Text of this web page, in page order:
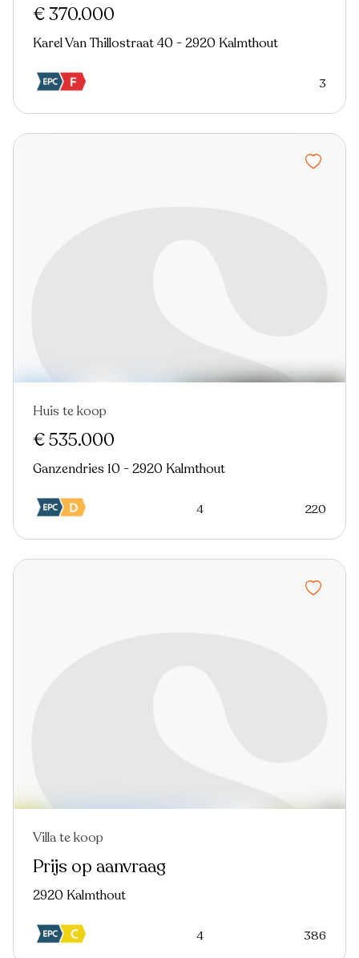
€ 370.000
Karel Van Thillostraat 40 - 2920 Kalmthout
3
Nieuw
Huis te koop
€ 535.000
Ganzendries 10 - 2920 Kalmthout
4 220
Nieuw
Villa te koop
Prijs op aanvraag
2920 Kalmthout
4 386